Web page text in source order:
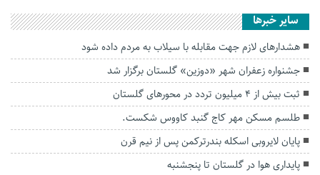
سایر خبرها
هشدارهای لازم جهت مقابله با سیلاب به مردم داده شود
جشنواره زعفران شهر «دوزین» گلستان برگزار شد
ثبت بیش از ۴ میلیون تردد در محور‌های گلستان
طلسم مسکن مهر کاج گنبد کاووس شکست.
پایان لایروبی اسکله بندرترکمن پس از نیم قرن
پایداری هوا در گلستان تا پنجشنبه